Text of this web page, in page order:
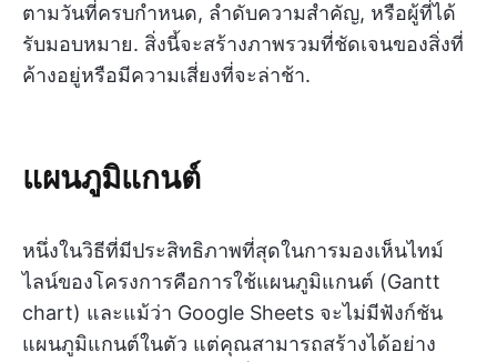
ตามวันที่ครบกำหนด, ลำดับความสำคัญ, หรือผู้ที่ได้
รับมอบหมาย. สิ่งนี้จะสร้างภาพรวมที่ชัดเจนของสิ่งที่
ค้างอยู่หรือมีความเสี่ยงที่จะล่าช้า.
แผนภูมิแกนต์
หนึ่งในวิธีที่มีประสิทธิภาพที่สุดในการมองเห็นไทม์
ไลน์ของโครงการคือการใช้แผนภูมิแกนต์ (Gantt
chart) และแม้ว่า Google Sheets จะไม่มีฟังก์ชัน
แผนภูมิแกนต์ในตัว แต่คุณสามารถสร้างได้อย่าง